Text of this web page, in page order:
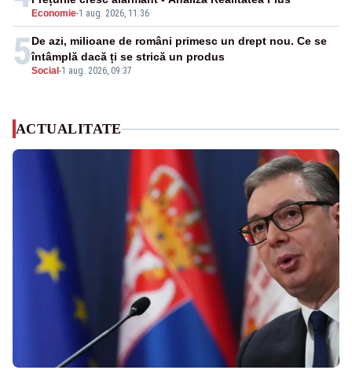
Economie-1 aug. 2026, 11:36
5Social -1 aug. 2026, 09:37
De azi, milioane de români primesc un drept nou. Ce se
întâmplă dacă ți se strică un produs
ACTUALITATE